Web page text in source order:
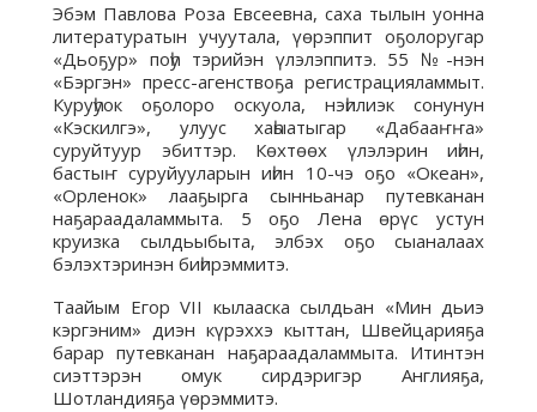
Эбэм Павлова Роза Евсеевна, саха тылын уонна
литературатын учуутала, үөрэппит оҕолоругар
«Дьоҕур» поһу тэрийэн үлэлэппитэ. 55 №-нэн
«Бэргэн» пресс-агенствоҕа регистрацияламмыт.
Куруһуок оҕолоро оскуола, нэһилиэк сонунун
«Кэскилгэ», улуус хаһыатыгар «Дабааҥҥа»
суруйтуур эбиттэр. Көхтөөх үлэлэрин иһин,
бастыҥ суруйууларын иһин 10-чэ оҕо «Океан»,
«Орленок» лааҕырга сынньанар путевканан
наҕараадаламмыта. 5 оҕо Лена өрүс устун
круизка сылдьыбыта, элбэх оҕо сыаналаах
бэлэхтэринэн биһирэммитэ.
Таайым Егор VII кылааска сылдьан «Мин дьиэ
кэргэним» диэн күрэххэ кыттан, Швейцарияҕа
барар путевканан наҕараадаламмыта. Итинтэн
сиэттэрэн омук сирдэригэр Англияҕа,
Шотландияҕа үөрэммитэ.